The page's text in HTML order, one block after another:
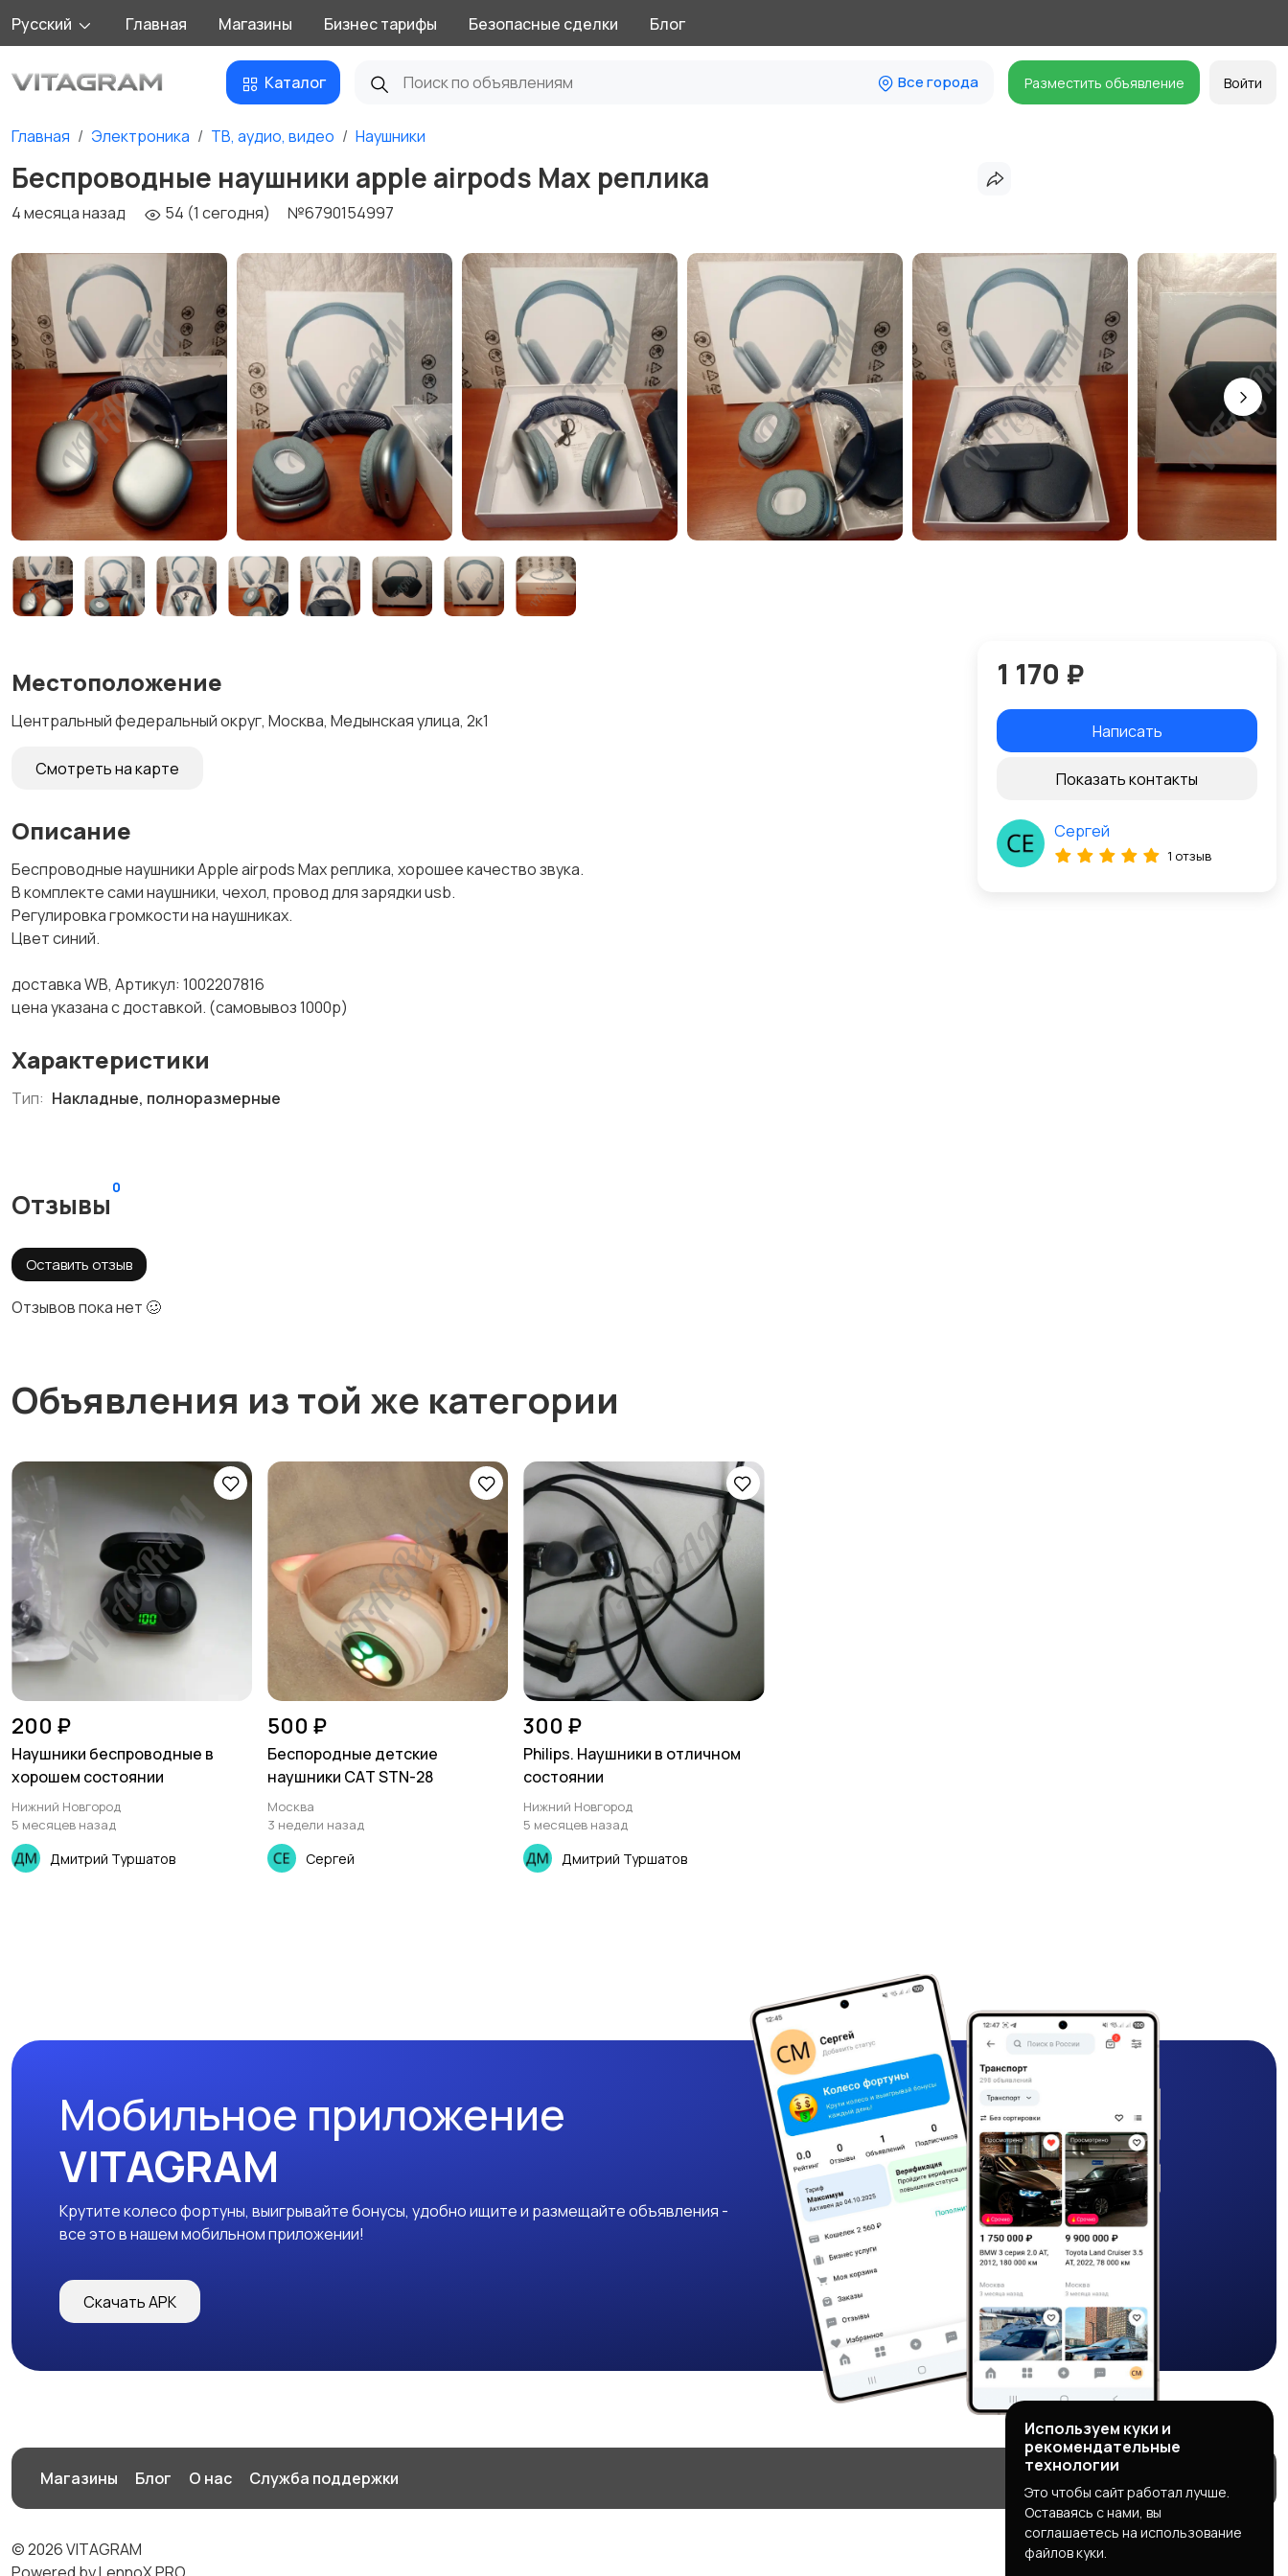
Русский Главная Магазины Бизнес тарифы Безопасные сделки Блог
Каталог Все города Разместить объявление Войти
Главная Электроника ТВ, аудио, видео Наушники
Беспроводные наушники apple airpods Max реплика
4 месяца назад 54 (1 сегодня) №6790154997
Местоположение
Центральный федеральный округ, Москва, Медынская улица, 2к1
Смотреть на карте
Описание
Беспроводные наушники Apple airpods Max реплика, хорошее качество звука.
В комплекте сами наушники, чехол, провод для зарядки usb.
Регулировка громкости на наушниках.
Цвет синий.
доставка WB, Артикул: 1002207816
цена указана с доставкой. (самовывоз 1000р)
Характеристики
Тип: Накладные, полноразмерные
Отзывы
0
Оставить отзыв
Отзывов пока нет 🥴
1 170 ₽
Написать
Показать контакты
Сергей
1 отзыв
Объявления из той же категории
200 ₽
Наушники беспроводные в
хорошем состоянии
Нижний Новгород
5 месяцев назад
Дмитрий Туршатов
500 ₽
Беспoрoдные детские
наушники САT SТN-28
Москва
3 недели назад
Сергей
300 ₽
Philips. Наушники в отличном
состоянии
Нижний Новгород
5 месяцев назад
Дмитрий Туршатов
Мобильное приложение
VITAGRAM
Крутите колесо фортуны, выигрывайте бонусы, удобно ищите и размещайте объявления -
все это в нашем мобильном приложении!
Скачать APK
Магазины Блог О нас Служба поддержки
© 2026 VITAGRAM
Используем куки и
рекомендательные
технологии
Это чтобы сайт работал лучше.
Оставаясь с нами, вы
соглашаетесь на использование
файлов куки.